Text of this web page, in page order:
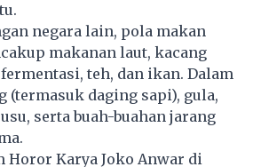
negara lain, pola makan
makanan laut, kacang
teh, dan ikan. Dalam
(termasuk daging sapi), gula,
serta buah-buahan jarang
Horor Karya Joko Anwar di